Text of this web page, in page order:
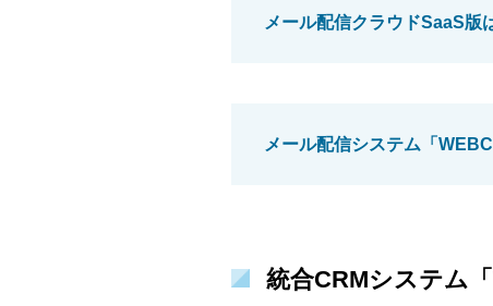
メール配信クラウドSaaS版
メール配信システム「
統合CRMシステム